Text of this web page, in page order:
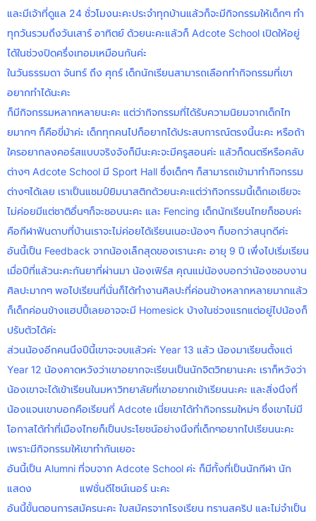
และมีเจ้าที่ดูแล 24 ชั่วโมงนะคะประจำทุกบ้านแล้วก็จะมีกิจกรรมให้เด็กๆ ทำ
ทุกวันรวมถึงวันเสาร์ อาทิตย์ ด้วยนะคะแล้วก็ Adcote School เปิดให้อยู่
ได้ในช่วงปิดครึ่งเทอมเหมือนกันค่ะ
ในวันธรรมดา จันทร์ ถึง ศุกร์ เด็กนักเรียนสามารถเลือกทำกิจกรรมที่เขา
อยากทำได้นะคะ
ก็มีกิจกรรมหลากหลายนะคะ แต่ว่ากิจกรรมที่ได้รับความนิยมจากเด็กไท
ยมากๆ ก็คือขี่ม้าค่ะ เด็กทุกคนไปก็อยากได้ประสบการณ์ตรงนี้นะคะ หรือถ้า
ใครอยากลงคอร์สแบบจริงจังก็มีนะคะจะมีครูสอนค่ะ แล้วก็ดนตรีหรือคลับ
ต่างๆ Adcote School มี Sport Hall ซึ่งเด็กๆ ก็สามารถเข้ามาทำกิจกรรม
ต่างๆได้เลย เราเป็นแชมป์ยิมนาสติกด้วยนะคะแต่ว่ากิจกรรมนี้เด็กเอเชียจะ
ไม่ค่อยมีแต่ชาติอื่นๆก็จะชอบนะคะ และ Fencing เด็กนักเรียนไทยก็ชอบค่ะ
คือกีฬาฟันดาบที่บ้านเราจะไม่ค่อยได้เรียนเนอะน้องๆ ก็บอกว่าสนุกดีค่ะ
อันนี้เป็น Feedback จากน้องเล็กสุดของเรานะคะ อายุ 9 ปี เพึ่งไปเริ่มเรียน
เมื่อปีที่แล้วนะคะกันยาที่ผ่านมา น้องเฟิร์ส คุณแม่น้องบอกว่าน้องชอบงาน
ศิลปะมากๆ พอไปเรียนที่นั่นก็ได้ทำงานศิลปะที่ค่อนข้างหลากหลายมากแล้ว
ก็เด็กค่อนข้างแฮปปี้เลยอาจจะมี Homesick บ้างในช่วงแรกแต่อยู่ไปน้องก็
ปรับตัวได้ค่ะ
ส่วนน้องอีกคนนึงปีนี้เขาจะจบแล้วค่ะ Year 13 แล้ว น้องมาเรียนตั้งแต่
Year 12 น้องคาดหวังว่าเขาอยากจะเรียนเป็นนักจิตวิทยานะคะ เราก็หวังว่า
น้องเขาจะได้เข้าเรียนในมหาวิทยาลัยที่เขาอยากเข้าเรียนนะคะ และสิ่งนึงที่
น้องแจนเขาบอกคือเรียนที่ Adcote เนี่ยเขาได้ทำกิจกรรมใหม่ๆ ซึ่งเขาไม่มี
โอกาสได้ทำที่เมืองไทยก็เป็นประโยชน์อย่างนึงที่เด็กๆอยากไปเรียนนะคะ
เพราะมีกิจกรรมให้เขาทำกันเยอะ
อันนี้เป็น Alumni ที่จบจาก Adcote School ค่ะ ก็มีทั้งที่เป็นนักกีฬา นัก
แสดง แฟชั่นดีไซน์เนอร์ นะคะ
อันนี้ขั้นตอนการสมัครนะคะ ใบสมัครจากโรงเรียน ทรานสคริป และไม่จำเป็น